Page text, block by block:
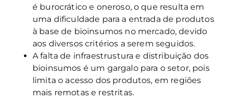
é burocrático e oneroso, o que resulta em
uma dificuldade para a entrada de produtos
à base de bioinsumos no mercado, devido
aos diversos critérios a serem seguidos.
A falta de infraestrustura e distribuição dos
bioinsumos é um gargalo para o setor, pois
limita o acesso dos produtos, em regiões
mais remotas e restritas.